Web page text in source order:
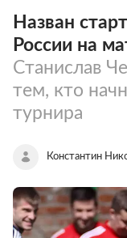
Назван
России на
Станислав
тем, кто
турнира
Константин